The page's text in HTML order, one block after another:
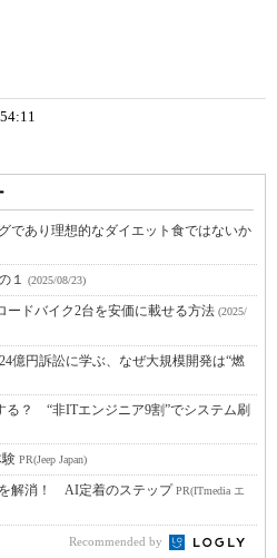
であり理想的なダイエット食ではないか
１ (2025/08/23)
ードバイク2台を安価に載せる方法 (2025/
億円訴訟に学ぶ、なぜ大規模開発は“燃
る？ “非ITエンジニア9割”でシステム刷
験 PR(Jeep Japan)
を解消！ AI定着のステップPR(ITmedia エ
Recommended by